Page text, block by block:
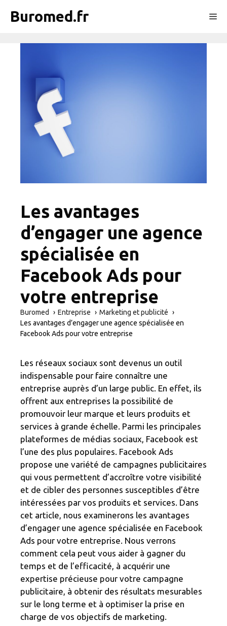
Buromed.fr
Les avantages
d’engager une agence
spécialisée en
Facebook Ads pour
votre entreprise
Buromed Entreprise
Marketing et publicité
Les avantages d’engager une agence spécialisée en
Facebook Ads pour votre entreprise
Les réseaux sociaux sont devenus un outil
indispensable pour faire connaître une
entreprise auprès d’un large public. En effet, ils
offrent aux entreprises la possibilité de
promouvoir leur marque et leurs produits et
services à grande échelle. Parmi les principales
plateformes de médias sociaux, Facebook est
l’une des plus populaires. Facebook Ads
propose une variété de campagnes publicitaires
qui vous permettent d’accroître votre visibilité
et de cibler des personnes susceptibles d’être
intéressées par vos produits et services. Dans
cet article, nous examinerons les avantages
d’engager une agence spécialisée en Facebook
Ads pour votre entreprise. Nous verrons
comment cela peut vous aider à gagner du
temps et de l’efficacité, à acquérir une
expertise précieuse pour votre campagne
publicitaire, à obtenir des résultats mesurables
sur le long terme et à optimiser la prise en
charge de vos objectifs de marketing.